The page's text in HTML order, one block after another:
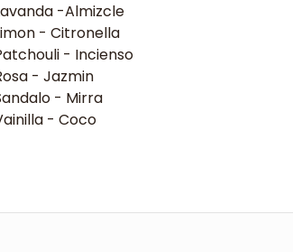
-Almizcle
- Citronella
- Incienso
- Jazmin
- Mirra
- Coco